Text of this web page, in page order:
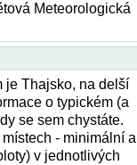
Meteorologická
je Thajsko, na delší
o typickém (a
se sem chystáte.
- minimální a
v jednotlivých